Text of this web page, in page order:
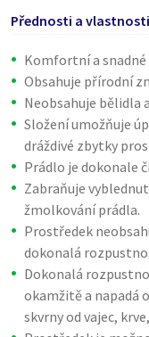
Přednosti a vlastnosti
Komfortní a snadné
Obsahuje přírodní
Neobsahuje bělidla
Složení umožňuje
dráždivé zbytky
Prádlo je dokonale
Zabraňuje
žmolkování prádla.
Prostředek
dokonalá
Dokonalá
okamžitě a napadá
skvrny od vajec,